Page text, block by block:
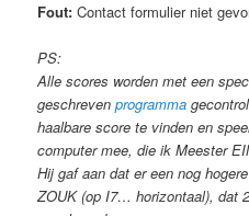
Fout: Contact formulier niet
PS:
Alle scores worden met een
geschrevenprogramma
haalbare score te vinden en
computer mee, die ik Meester
Hij gaf aan dat er een nog
ZOUK (op I7… horizontaal), dat